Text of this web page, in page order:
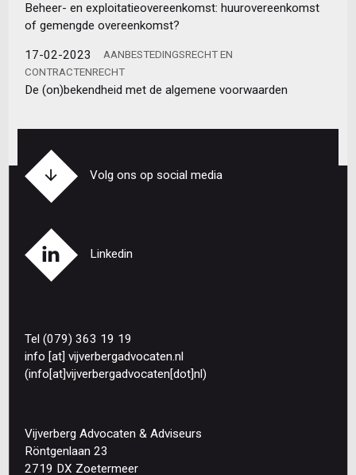
Beheer- en exploitatieovereenkomst: huurovereenkomst
of gemengde overeenkomst?
17-02-2023
AANBESTEDINGSRECHT EN
CONTRACTENRECHT
De (on)bekendheid met de algemene voorwaarden
Volg ons op social media
Linkedin
Tel (079) 363 19 19
info [at] vijverbergadvocaten nl
(info[at]vijverbergadvocaten[dot]nl)
Vijverberg Advocaten & Adviseurs
Röntgenlaan 23
2719 DX Zoetermeer